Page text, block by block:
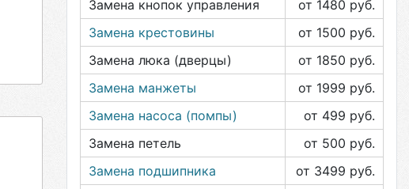
Замена кнопок управления
от 1480 руб.
Замена крестовины
от 1500 руб.
Замена люка (дверцы)
от 1850 руб.
Замена манжеты
от 1999 руб.
Замена насоса (помпы)
от 499 руб.
Замена петель
от 500 руб.
Замена подшипника
от 3499 руб.